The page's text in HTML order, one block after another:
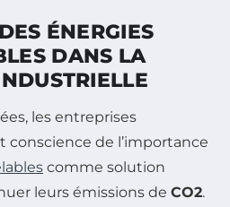
ÉNERGIES
DANS LA
les entreprises
de l’importance
comme solution
leurs émissions de CO2.